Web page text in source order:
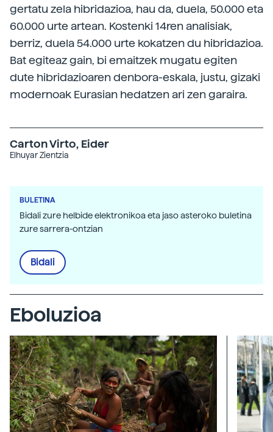
gertatu zela hibridazioa, hau da, duela, 50.000 eta
60.000 urte artean. Kostenki 14ren analisiak,
berriz, duela 54.000 urte kokatzen du hibridazioa.
Bat egiteaz gain, bi emaitzek mugatu egiten
dute hibridazioaren denbora-eskala, justu, gizaki
modernoak Eurasian hedatzen ari zen garaira.
Carton Virto, Eider
Elhuyar Zientzia
BULETINA
Bidali zure helbide elektronikoa eta jaso asteroko buletina
zure sarrera-ontzian
Bidali
Eboluzioa